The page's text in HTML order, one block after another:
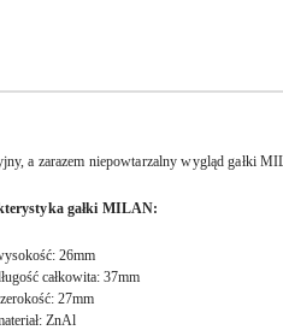
a zarazem niepowtarzalny wygląd gałki
gałki MILAN:
26mm
całkowita: 37mm
27mm
ZnAl